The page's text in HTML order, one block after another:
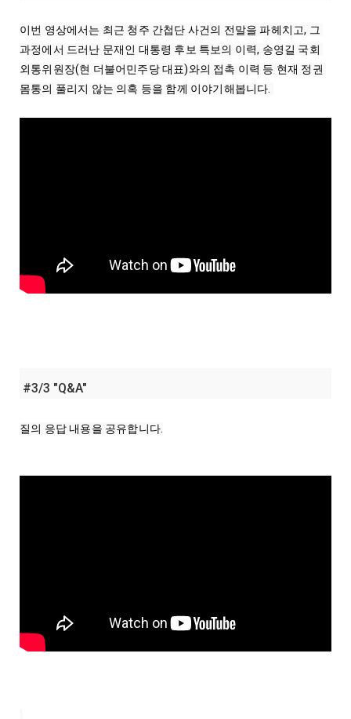
이번 영상에서는 최근 청주 간첩단 사건의 전말을 파헤치고, 그
과정에서 드러난 문재인 대통령 후보 특보의 이력, 송영길 국회
외통위원장(현 더불어민주당 대표)와의 접촉 이력 등 현재 정권
#3/3 "Q&A"
질의 응답 내용을 공유합니다.